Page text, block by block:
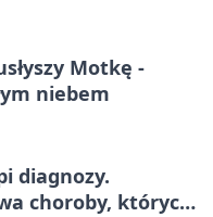
Motkę -
niebem
diagnozy.
choroby, których